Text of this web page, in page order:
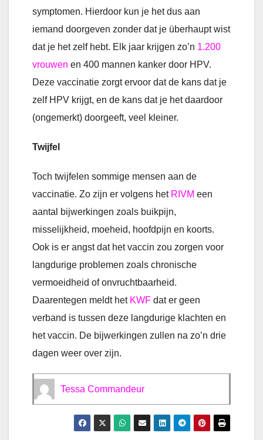
symptomen. Hierdoor kun je het dus aan
iemand doorgeven zonder dat je überhaupt wist
dat je het zelf hebt. Elk jaar krijgen zo’n 1.200
vrouwen en 400 mannen kanker door HPV.
Deze vaccinatie zorgt ervoor dat de kans dat je
zelf HPV krijgt, en de kans dat je het daardoor
(ongemerkt) doorgeeft, veel kleiner.
Twijfel
Toch twijfelen sommige mensen aan de
vaccinatie. Zo zijn er volgens het RIVM een
aantal bijwerkingen zoals buikpijn,
misselijkheid, moeheid, hoofdpijn en koorts.
Ook is er angst dat het vaccin zou zorgen voor
langdurige problemen zoals chronische
vermoeidheid of onvruchtbaarheid.
Daarentegen meldt het KWF dat er geen
verband is tussen deze langdurige klachten en
het vaccin. De bijwerkingen zullen na zo’n drie
dagen weer over zijn.
Tessa Commandeur